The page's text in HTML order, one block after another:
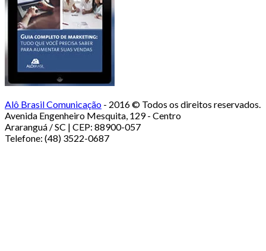
Alô Brasil Comunicação - 2016 © Todos os direitos reservados.
Avenida Engenheiro Mesquita, 129 - Centro
Araranguá / SC | CEP: 88900-057
Telefone: (48) 3522-0687